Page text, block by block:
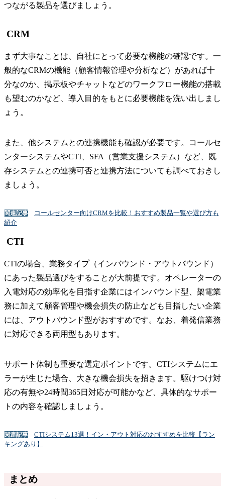
つながる製品を選びましょう。
CRM
まず大事なことは、自社にとって必要な機能の確認です。一
般的なCRMの機能（顧客情報管理や分析など）があれば十
分なのか、掲示板やチャットなどのワークフロー機能の搭載
も望むのかなど、導入目的をもとに必要機能を洗い出しまし
ょう。
また、他システムとの連携機能も確認が必要です。コールセ
ンターシステムやCTI、SFA（営業支援システム）など、既
存システムとの連携可否と連携方法についても調べておきし
ましょう。
関連記事
コールセンター向けCRMを比較！おすすめ製品一覧や選び方も
紹介
CTI
CTIの場合、業務タイプ（インバウンド・アウトバウンド）
にあった製品選びをすることが大前提です。オペレーターの
入電対応の効率化を目指す企業にはインバウンド型、架電業
務に加えて顧客管理や機会損失の防止なども目指したい企業
には、アウトバウンド型がおすすめです。なお、着発信業務
に対応できる両用型もあります。
サポート体制も重要な選定ポイントです。CTIシステムにエ
ラーが生じた場合、大きな機会損失を招きます。駆けつけ対
応の有無や24時間365日対応が可能かなど、具体的なサポー
トの内容を確認しましょう。
関連記事
CTIシステム13選！イン・アウト対応のおすすめを比較【ラン
キングあり】
まとめ